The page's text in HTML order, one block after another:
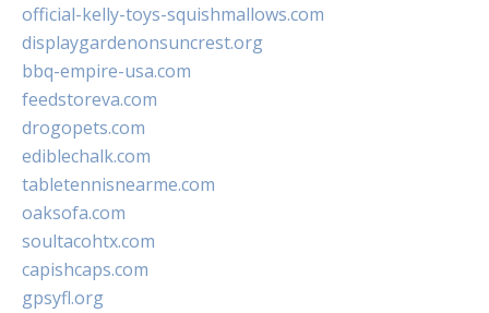
official-kelly-toys-squishmallows.com
displaygardenonsuncrest.org
bbq-empire-usa.com
feedstoreva.com
drogopets.com
ediblechalk.com
tabletennisnearme.com
oaksofa.com
soultacohtx.com
capishcaps.com
gpsyfl.org